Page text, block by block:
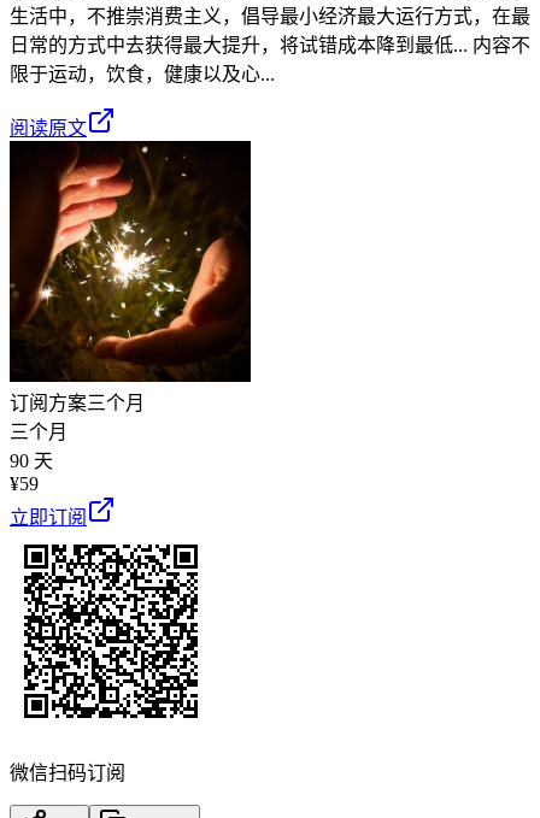
生活中，不推崇消费主义，倡导最小经济最大运行方式，在最
日常的方式中去获得最大提升，将试错成本降到最低... 内容不
限于运动，饮食，健康以及心...
阅读原文
订阅方案三个月
三个月
90 天
¥59
立即订阅
微信扫码订阅